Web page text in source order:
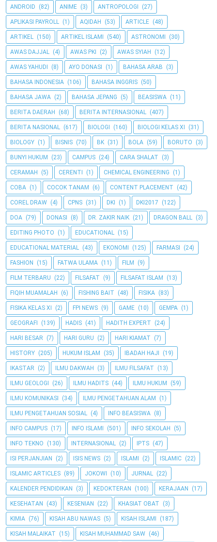
ANDROID (82) ANIME (3) ANTROPOLOGI (27)
APLIKASI PAYROLL (1) AQIDAH (53) ARTICLE (48)
ARTIKEL (150) ARTIKEL ISLAMI (540) ASTRONOMI (30)
AWAS DAJJAL (4) AWAS PKI (2) AWAS SYIAH (12)
AWAS YAHUDI (8) AYO DONASI (1) BAHASA ARAB (3)
BAHASA INDONESIA (106) BAHASA INGGRIS (50)
BAHASA JAWA (2) BAHASA JEPANG (5) BEASISWA (11)
BERITA DAERAH (68) BERITA INTERNASIONAL (407)
BERITA NASIONAL (617) BIOLOGI (160) BIOLOGI KELAS XI (31)
BIOLOGY (1) BISNIS (70) BK (31) BOLA (59) BORUTO (3)
BUNYI HUKUM (23) CAMPUS (24) CARA SHALAT (3)
CERAMAH (5) CERENTI (1) CHEMICAL ENGINEERING (1)
COBA (1) COCOK TANAM (6) CONTENT PLACEMENT (42)
COREL DRAW (4) CPNS (31) DKI (1) DKI2017 (122)
DOA (79) DONASI (8) DR. ZAKIR NAIK (21) DRAGON BALL (3)
EDITING PHOTO (1) EDUCATIONAL (15)
EDUCATIONAL MATERIAL (43) EKONOMI (125) FARMASI (24)
FASHION (15) FATWA ULAMA (11) FILM (9)
FILM TERBARU (22) FILSAFAT (9) FILSAFAT ISLAM (13)
FIQIH MUAMALAH (6) FISHING BAIT (48) FISIKA (83)
FISIKA KELAS XI (2) FPI NEWS (9) GAME (10) GEMPA (1)
GEOGRAFI (139) HADIS (41) HADITH EXPERT (24)
HARI BESAR (7) HARI GURU (2) HARI KIAMAT (7)
HISTORY (205) HUKUM ISLAM (35) IBADAH HAJI (19)
IKASTAR (2) ILMU DAKWAH (3) ILMU FILSAFAT (13)
ILMU GEOLOGI (26) ILMU HADITS (44) ILMU HUKUM (59)
ILMU KOMUNIKASI (34) ILMU PENGETAHUAN ALAM (1)
ILMU PENGETAHUAN SOSIAL (4) INFO BEASISWA (8)
INFO CAMPUS (17) INFO ISLAMI (501) INFO SEKOLAH (5)
INFO TEKNO (130) INTERNASIONAL (2) IPTS (47)
ISI PERJANJIAN (2) ISIS NEWS (2) ISLAMI (2) ISLAMIC (22)
ISLAMIC ARTICLES (89) JOKOWI (10) JURNAL (22)
KALENDER PENDIDIKAN (3) KEDOKTERAN (100) KERAJAAN (17)
KESEHATAN (43) KESENIAN (22) KHASIAT OBAT (3)
KIMIA (76) KISAH ABU NAWAS (5) KISAH ISLAMI (187)
KISAH MALAIKAT (15) KISAH MUHAMMAD SAW (46)